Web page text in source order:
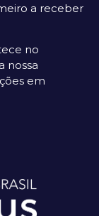
a receber
no
nossa
em